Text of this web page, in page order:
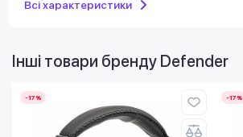
Всі характеристики
Інші товари бренду Defender
-17% -17%